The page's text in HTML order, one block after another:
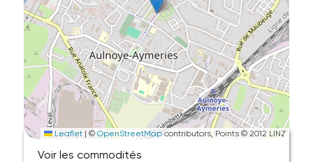
Leaflet | ©OpenStreetMapcontributors, Points © 2012 LINZ
Voir les commodités